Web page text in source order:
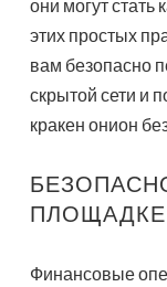
они могут
этих простых
вам безопасно
скрытой сети и
кракен онион
ПЛОЩАДКЕ
Финансовые